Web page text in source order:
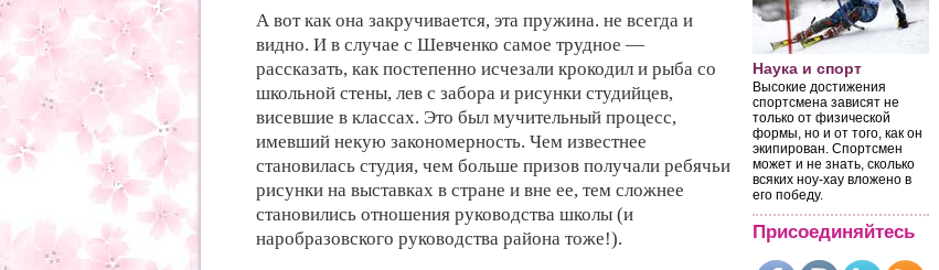
Наука и спорт
Высокие достижения
спортсмена зависят не
только от физической
формы, но и от того, как он
экипирован. Спортсмен
может и не знать, сколько
всяких ноу-хау вложено в
его победу.
Присоединяйтесь
А вот как она закручивается, эта пружина. не всегда и
видно. И в случае с Шевченко самое трудное —
рассказать, как постепенно исчезали крокодил и рыба со
школьной стены, лев с забора и рисунки студийцев,
висевшие в классах. Это был мучительный процесс,
имевший некую закономерность. Чем известнее
становилась студия, чем больше призов получали ребячьи
рисунки на выставках в стране и вне ее, тем сложнее
становились отношения руководства школы (и
наробразовского руководства района тоже!).